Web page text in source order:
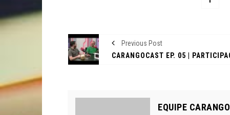
Previous Post
EQUIPE CARANGO